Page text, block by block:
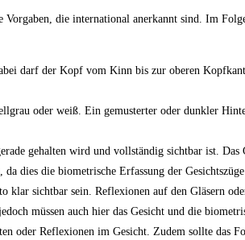
die international anerkannt sind. Im
darf der Kopf vom Kinn bis zur oberen
oder weiß. Ein gemusterter oder dunkler
gehalten wird und vollständig sichtbar ist.
dies die biometrische Erfassung der
klar sichtbar sein. Reflexionen auf den Gläsern
müssen auch hier das Gesicht und die
oder Reflexionen im Gesicht. Zudem sollte das